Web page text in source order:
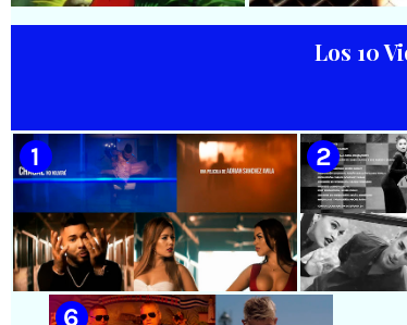
Dirección: Salamandra
Productions
Dirección: David
Baghavan
¨Chapeando¨ - Videoclip
Animado - Dirección: Ian
Padrón
tiempo¨ -
Dirección: Bilko
Los 10